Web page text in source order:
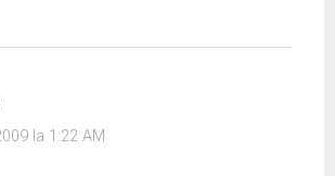
la 1:22 AM